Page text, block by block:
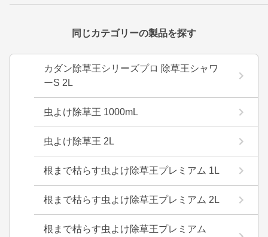
同じカテゴリーの製品を探す
カダン除草王シリーズプロ 除草王シャワ
ーS 2L
虫よけ除草王 1000mL
虫よけ除草王 2L
根まで枯らす虫よけ除草王プレミアム 1L
根まで枯らす虫よけ除草王プレミアム 2L
根まで枯らす虫よけ除草王プレミアム